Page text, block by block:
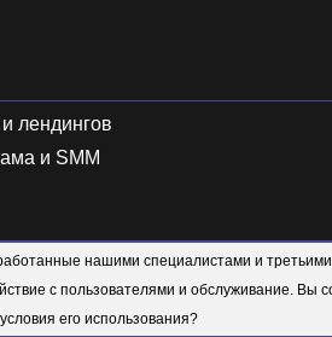
нашими специалистами и
с пользователями и обслуживание. Вы
его использования?
лендингов
и SMM
© 1992-2026 arahort.pro.